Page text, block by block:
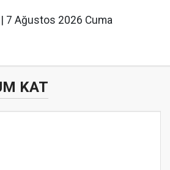
7 Ağustos 2026 Cuma
KAT